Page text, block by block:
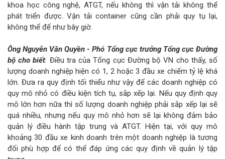
khoa học công nghệ, ATGT, nếu không thì vận tải không thể
phát triển được. Vận tải container cũng cần phải quy tụ lại,
không thể để như bây giờ.
Ông Nguyễn Văn Quyền - Phó Tổng cục trưởng Tổng cục Đường
bộ cho biết: Điều tra của Tổng cục Đường bộ VN cho thấy, số
lượng doanh nghiệp hiện có 1, 2 hoặc 3 đầu xe chiếm tỷ lệ khá
lớn. Đưa ra quy định tối thiểu như vậy để các doanh nghiệp có
quy mô nhỏ có điều kiện tích tụ, sắp xếp lại. Nếu quy định quy
mô lớn hơn nữa thì số lượng doanh nghiệp phải sắp xếp lại sẽ
quá nhiều, nhưng nếu quy mô nhỏ hơn sẽ lại không đảm bảo
quản lý điều hành tập trung và ATGT. Hiện tại, với quy mô
khoảng 30 đầu xe kinh doanh trên một doanh nghiệp là tương
đối phù hợp để có thể đáp ứng các quy định về quản lý tập